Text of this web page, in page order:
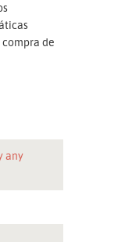
de
any